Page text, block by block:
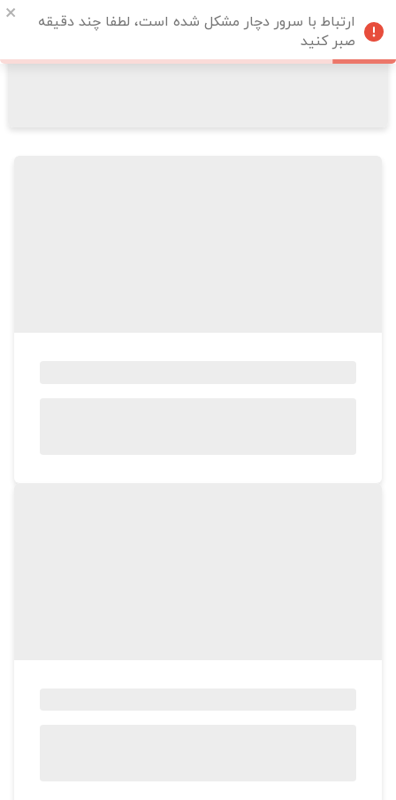
ارتباط با سرور دچار مشکل شده است، لطفا چند دقیقه
صبر کنید